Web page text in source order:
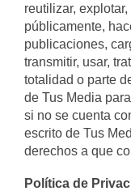
reutilizar,
públicamente,
publicaciones,
transmitir, usar,
totalidad o parte
de Tus Media
si no se cuenta
escrito de Tus
derechos a que
Política de